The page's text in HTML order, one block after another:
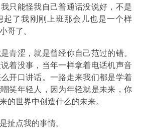
只能怪我自己普通话没说好，不是
起了我刚刚上班那会儿也是一个样
哥了。
青涩，就是曾经你自己范过的错。
着没事，当年一样拿着电话机声音
开口讲话。一路走来我们都是学着
笑年轻人，因为年轻就是未来，你
的世界中创造什么的未来。
扯点我的事情。